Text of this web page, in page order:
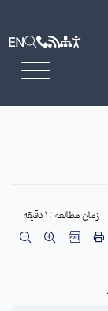
EN
زمان مطالعه : 1 دقیقه